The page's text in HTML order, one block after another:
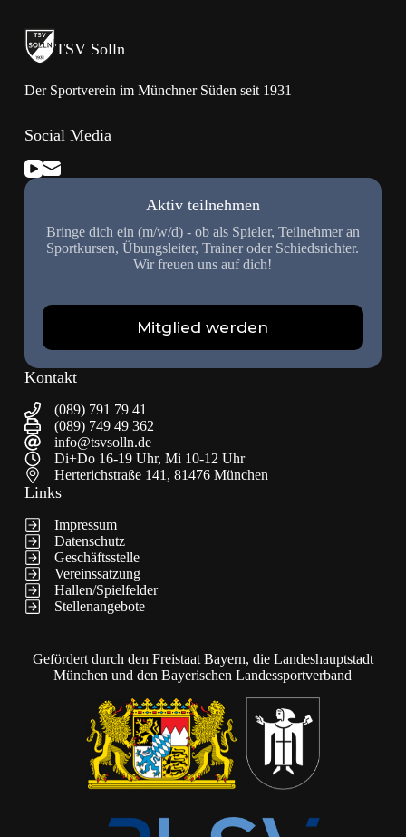
TSV Solln
Der Sportverein im Münchner Süden seit 1931
Social Media
Kontakt
(089) 791 79 41
(089) 749 49 362
info@tsvsolln.de
Di+Do 16-19 Uhr, Mi 10-12 Uhr
Herterichstraße 141, 81476 München
Links
Impressum
Datenschutz
Geschäftsstelle
Vereinssatzung
Hallen/Spielfelder
Stellenangebote
Aktiv teilnehmen
Bringe dich ein (m/w/d) - ob als Spieler, Teilnehmer an
Sportkursen, Übungsleiter, Trainer oder Schiedsrichter.
Wir freuen uns auf dich!
Mitglied werden
Gefördert durch den Freistaat Bayern, die Landeshauptstadt
München und den Bayerischen Landessportverband